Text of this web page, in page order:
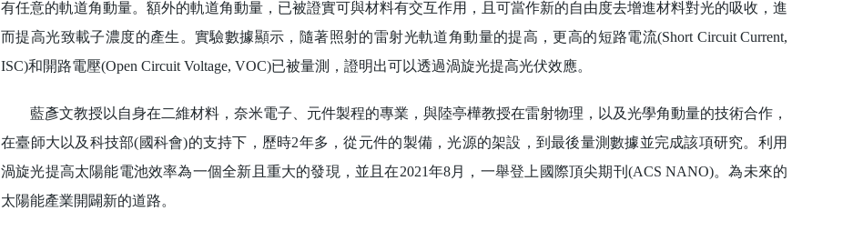
有任意的軌道角動量。額外的軌道角動量，已被證實可與材料有交互作用，且可當作新的自由度去增進材料對光的吸收，進
而提高光致載子濃度的產生。實驗數據顯示，隨著照射的雷射光軌道角動量的提高，更高的短路電流(Short Circuit Current,
ISC)和開路電壓(Open Circuit Voltage, VOC)已被量測，證明出可以透過渦旋光提高光伏效應。
藍彥文教授以自身在二維材料，奈米電子、元件製程的專業，與陸亭樺教授在雷射物理，以及光學角動量的技術合作，
在臺師大以及科技部(國科會)的支持下，歷時2年多，從元件的製備，光源的架設，到最後量測數據並完成該項研究。利用
渦旋光提高太陽能電池效率為一個全新且重大的發現，並且在2021年8月，一舉登上國際頂尖期刊(ACS NANO)。為未來的
太陽能產業開闢新的道路。